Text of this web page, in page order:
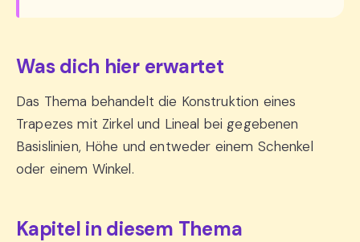
Was dich hier erwartet
Das Thema behandelt die Konstruktion eines
Trapezes mit Zirkel und Lineal bei gegebenen
Basislinien, Höhe und entweder einem Schenkel
oder einem Winkel.
Kapitel in diesem Thema